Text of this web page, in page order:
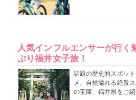
人気インフルエンサーが行く
ぷり福井女子旅！
話題の歴史的スポッ
メ、自然溢れる絶景
の宝庫、福井県をご紹